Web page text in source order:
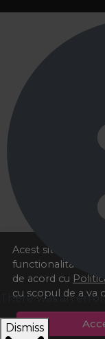
Acest site
functionalitatea
de acord cu
cu scopul de a va
There was an
Dismiss